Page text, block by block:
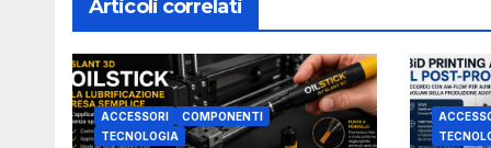
Articoli correlati
ACCESSORI
COMPONENTI
TECNOLOGIA